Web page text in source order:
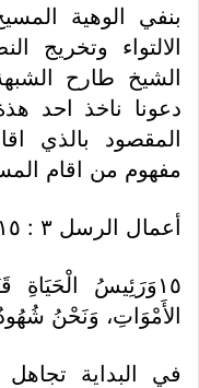
بنفي الوهية
الالتواء
الشيخ طارح
دعونا ناخذ احد
المقصود بالذي
مفهوم من اقام
أعمال الرسل ٣ : ١٥
١٥‏وَرَئِيسُ الْحَيَاةِ
الأَمْوَاتِ، وَنَحْنُ
في البداية